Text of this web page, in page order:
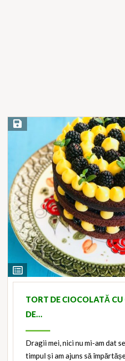
View
Ingredients
Save Recipe
TORT DE CIOCOLATĂ CU
DE…
Dragii mei, nici nu mi-am dat
timpul și am ajuns să